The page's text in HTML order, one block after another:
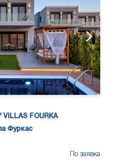
VILLAS FOURKA
Фуркас
По заявка